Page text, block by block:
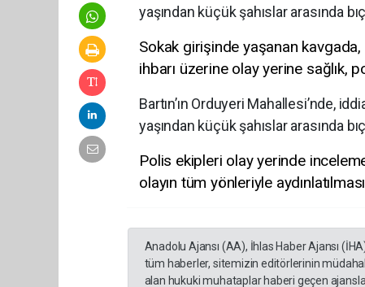
yaşından küçük şahıslar arasında
Sokak girişinde yaşanan
ihbarı üzerine olay yerine sağlık,
Bartın’ın Orduyeri Mahallesi’nde,
yaşından küçük şahıslar arasında
Polis ekipleri olay yerinde
olayın tüm yönleriyle
Anadolu Ajansı (AA), İhlas Haber Ajansı
tüm haberler, sitemizin editörlerinin
alan hukuki muhataplar haberi geçen